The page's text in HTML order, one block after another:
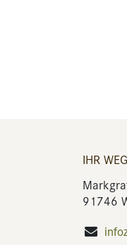
IHR
91746